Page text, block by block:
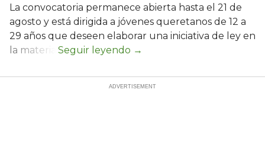
La convocatoria permanece abierta hasta el 21 de
agosto y está dirigida a jóvenes queretanos de 12 a
29 años que deseen elaborar una iniciativa de ley en
la materia.